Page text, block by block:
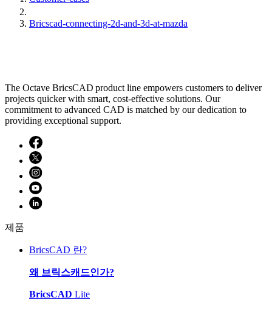
Bricscad-connecting-2d-and-3d-at-mazda
The Octave BricsCAD product line empowers customers to deliver
projects quicker with smart, cost-effective solutions. Our
commitment to advanced CAD is matched by our dedication to
providing exceptional support.
제품
BricsCAD 란?
왜 브릭스캐드인가?
BricsCAD Lite